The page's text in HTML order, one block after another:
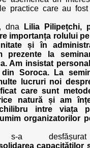
practice care au fost
dna
Lilia Pilipețchi,
importanța rolului
și în
prezente la
Am insistat
Soroca. La
lucruri noi
care sunt
natură și am
intre viața
organizatorilor
ul s-a
capacităților